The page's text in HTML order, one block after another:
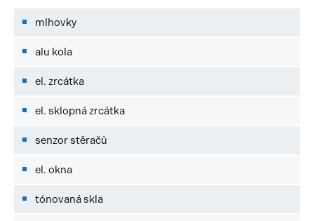
mlhovky
alu kola
el. zrcátka
el. sklopná zrcátka
senzor stěračů
el. okna
tónovaná skla